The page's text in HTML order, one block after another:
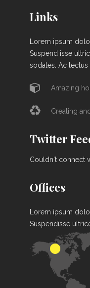
Links
Lorem ipsum
Suspend isse
sodales. Ac lectus
Amazing
Creating
Twitter
Couldn't connect
Offices
Lorem ipsum
Suspendisse